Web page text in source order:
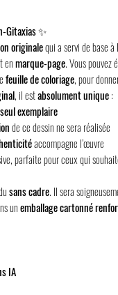
Gitaxias✨
originalequi a servi de base
enmarque-page. Vous pouvez
feuille de coloriage, pour
, il estabsolument unique:
exemplaire
de ce dessin ne sera réalisée
accompagne l’œuvre
parfaite pour ceux qui
sans cadre. Il sera
unemballage cartonné
IA